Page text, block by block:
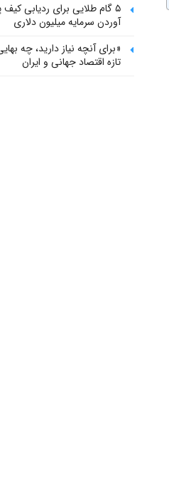
۵ گام طلایی برای ردیابی
آوردن سرمایه میلیون دلاری
«برای آنچه نیاز دارید، چه
تازه اقتصاد جهانی و ایران